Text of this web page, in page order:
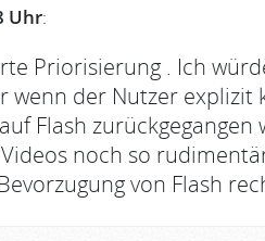
Uhr:
Priorisierung . Ich
der Nutzer explizit
Flash zurückgegangen
noch so
von Flash